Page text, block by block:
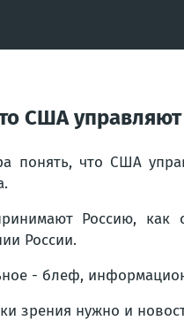
США
понять, что США
Россию, как
России.
- блеф,
зрения нужно и